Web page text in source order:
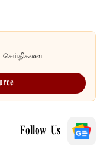
செய்திகளை
Follow Us